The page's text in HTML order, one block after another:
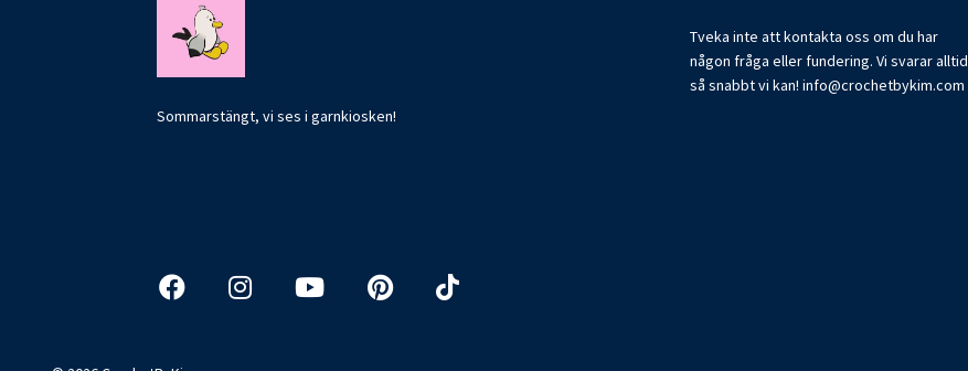
Sommarstängt, vi ses i garnkiosken!
Tveka inte att kontakta oss om du har
någon fråga eller fundering. Vi svarar alltid
så snabbt vi kan!info@crochetbykim.com